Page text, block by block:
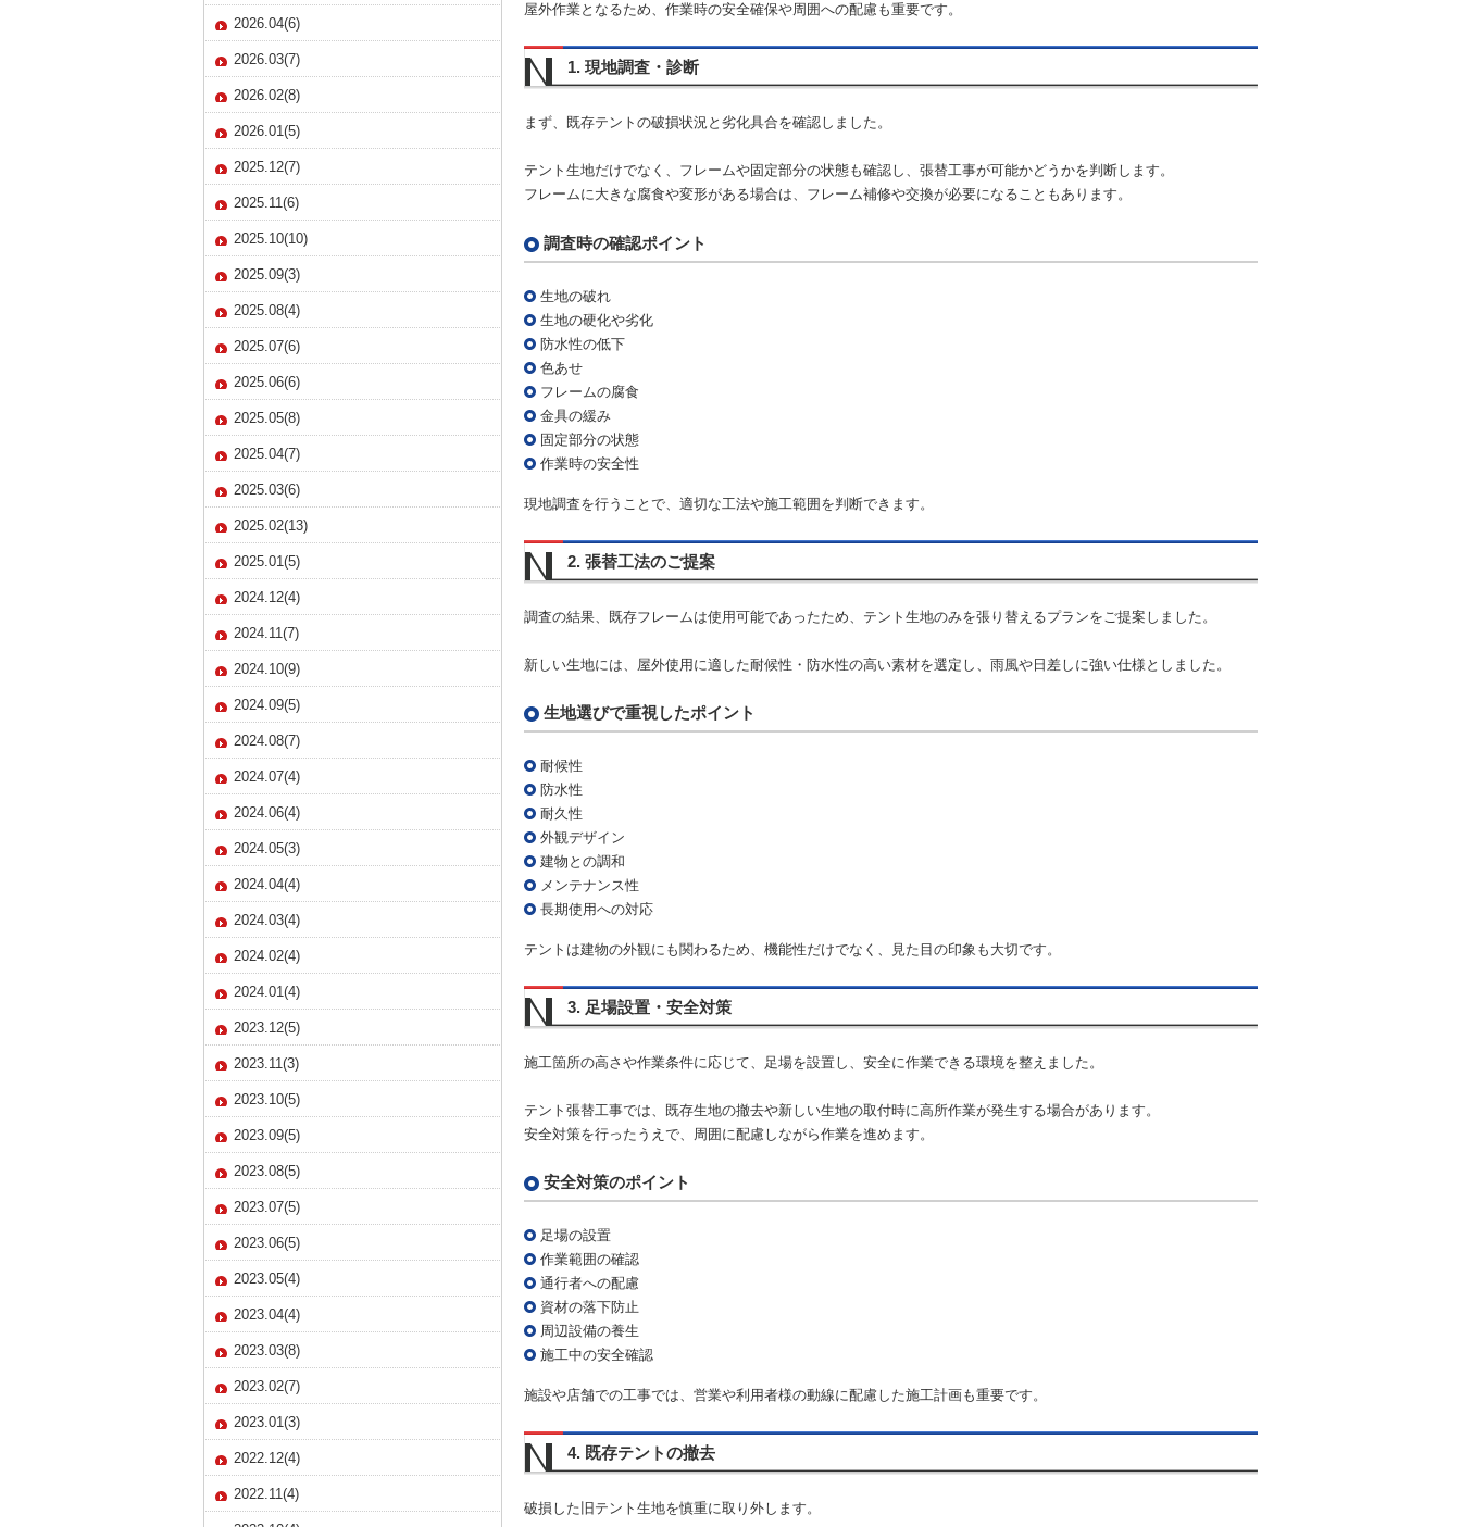
屋外作業となるため、作業時の安全確保や周囲への配慮も重要です。
1. 現地調査・診断
まず、既存テントの破損状況と劣化具合を確認しました。
テント生地だけでなく、フレームや固定部分の状態も確認し、張替工事が可能かどうかを判断します。
フレームに大きな腐食や変形がある場合は、フレーム補修や交換が必要になることもあります。
調査時の確認ポイント
生地の破れ
生地の硬化や劣化
防水性の低下
色あせ
フレームの腐食
金具の緩み
固定部分の状態
作業時の安全性
現地調査を行うことで、適切な工法や施工範囲を判断できます。
2. 張替工法のご提案
調査の結果、既存フレームは使用可能であったため、テント生地のみを張り替えるプランをご提案しました。
新しい生地には、屋外使用に適した耐候性・防水性の高い素材を選定し、雨風や日差しに強い仕様としました。
生地選びで重視したポイント
耐候性
防水性
耐久性
外観デザイン
建物との調和
メンテナンス性
長期使用への対応
テントは建物の外観にも関わるため、機能性だけでなく、見た目の印象も大切です。
3. 足場設置・安全対策
施工箇所の高さや作業条件に応じて、足場を設置し、安全に作業できる環境を整えました。
テント張替工事では、既存生地の撤去や新しい生地の取付時に高所作業が発生する場合があります。
安全対策を行ったうえで、周囲に配慮しながら作業を進めます。
安全対策のポイント
足場の設置
作業範囲の確認
通行者への配慮
資材の落下防止
周辺設備の養生
施工中の安全確認
施設や店舗での工事では、営業や利用者様の動線に配慮した施工計画も重要です。
4. 既存テントの撤去
破損した旧テント生地を慎重に取り外します。
2026.04(6)
2026.03(7)
2026.02(8)
2026.01(5)
2025.12(7)
2025.11(6)
2025.10(10)
2025.09(3)
2025.08(4)
2025.07(6)
2025.06(6)
2025.05(8)
2025.04(7)
2025.03(6)
2025.02(13)
2025.01(5)
2024.12(4)
2024.11(7)
2024.10(9)
2024.09(5)
2024.08(7)
2024.07(4)
2024.06(4)
2024.05(3)
2024.04(4)
2024.03(4)
2024.02(4)
2024.01(4)
2023.12(5)
2023.11(3)
2023.10(5)
2023.09(5)
2023.08(5)
2023.07(5)
2023.06(5)
2023.05(4)
2023.04(4)
2023.03(8)
2023.02(7)
2023.01(3)
2022.12(4)
2022.11(4)